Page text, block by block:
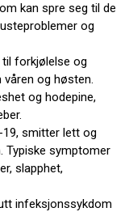
kan spre seg til de
og
forkjølelse og
og høsten.
og hodepine,
smitter lett og
Typiske symptomer
slapphet,
infeksjonssykdom